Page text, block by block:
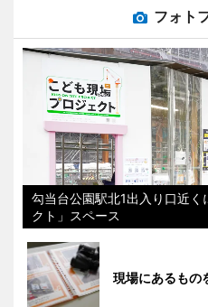
フォト
勾当台公園駅北1出入り口近く
クト」スペース
現場にあるもの